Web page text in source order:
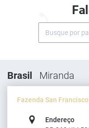
Brasil Miranda
Fazenda San Francisco
Endereço